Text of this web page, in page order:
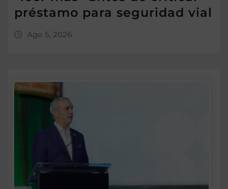
préstamo para seguridad vial
Ago 5, 2026